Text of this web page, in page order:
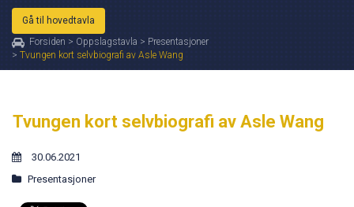
Gå til hovedtavla
Forsiden > Oppslagstavla > Presentasjoner
> Tvungen kort selvbiografi av Asle Wang
Tvungen kort selvbiografi av Asle Wang
30.06.2021
Presentasjoner